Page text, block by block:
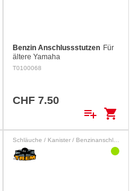
Benzin Anschlussstutzen Für
ältere Yamaha
Aussenbordmotoren (Buchse)
T0100068
CHF 7.50
playlist_add shopping_cart
Schläuche / Kanister / Benzinanschlüsse